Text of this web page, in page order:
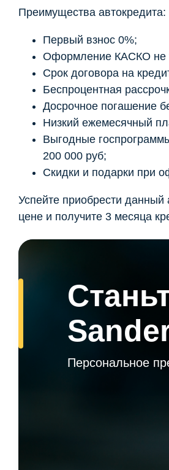
Преимущества автокредита:
Первый взнос 0%;
Оформление КАСКО не
Срок договора на
Беспроцентная
Досрочное погашение
Низкий ежемесячный
Выгодные
200 000 руб;
Скидки и подарки при
Успейте приобрести
цене и получите 3 месяца
Персональное